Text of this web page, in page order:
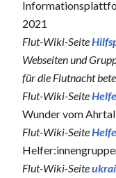
2021
Flut-Wiki-Seite
Webseiten und
für die Flutnacht
Flut-Wiki-Seite
Wunder vom Ahrtal
Flut-Wiki-Seite
Flut-Wiki-Seite